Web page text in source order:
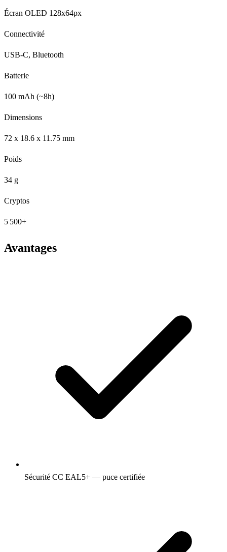
Écran OLED 128x64px
Connectivité
USB-C, Bluetooth
Batterie
100 mAh (~8h)
Dimensions
72 x 18.6 x 11.75 mm
Poids
34 g
Cryptos
5 500+
Avantages
Sécurité CC EAL5+ — puce certifiée